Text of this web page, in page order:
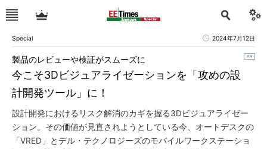
Special 2024年7月12日
今こそ3Dビジュアライゼーションを「攻めの設
計開発ツール」に！
製品のレビューや検証がスムーズに
設計開発におけるリスク解消のカギを握る3Dビジュアライゼー
ション。その価値が見直されようとしている今、オートデスクの
「VRED」とデル・テクノロジーズのモバイルワークステーショ